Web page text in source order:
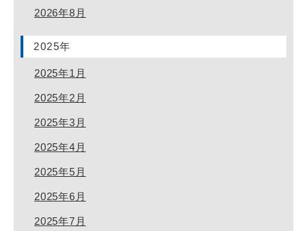
2026年8月
2025年
2025年1月
2025年2月
2025年3月
2025年4月
2025年5月
2025年6月
2025年7月